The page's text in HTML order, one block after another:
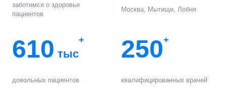
заботимся о здоровье
пациентов
Москва, Мытищи, Лобня
610 тыс
+
довольных пациентов
250+
квалифицированных врачей